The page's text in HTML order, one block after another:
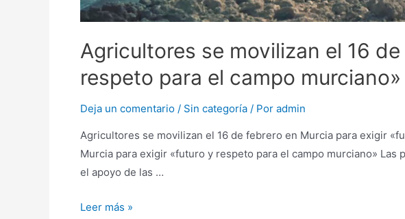
Agricultores se movilizan el 16
respeto para el campo murciano»
Deja un comentario / Sin categoría / Por admin
Agricultores se movilizan el 16 de febrero en Murcia para exigir
Murcia para exigir «futuro y respeto para el campo murciano» Las
el apoyo de las …
Leer más »